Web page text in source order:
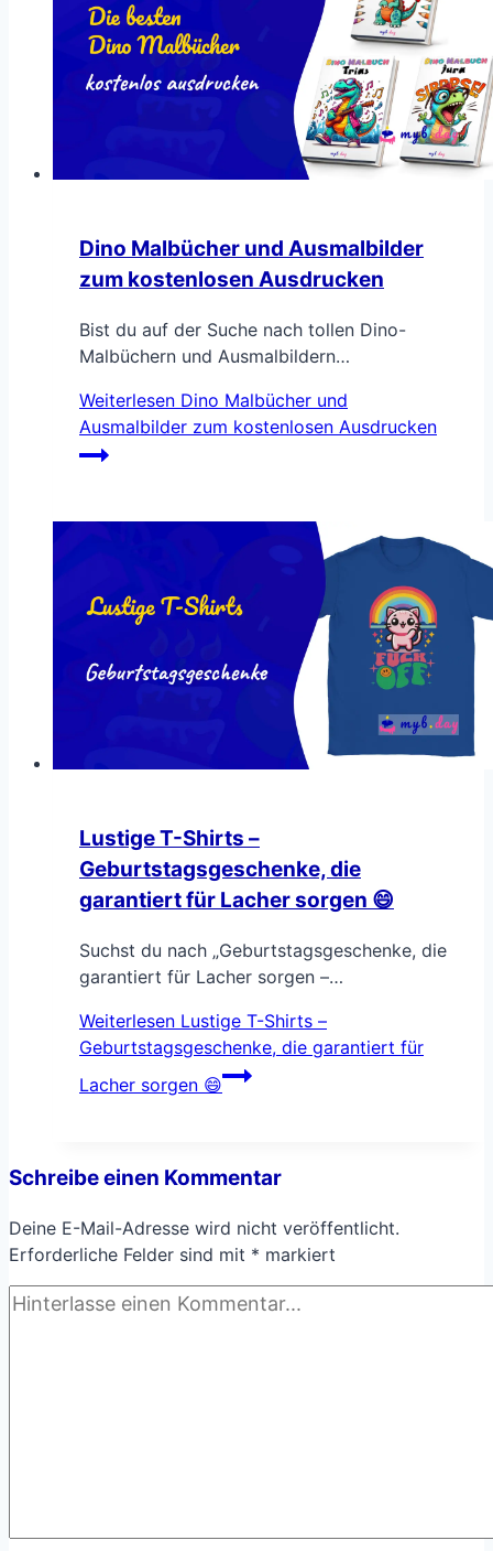
Dino Malbücher und Ausmalbilder
zum kostenlosen Ausdrucken
Bist du auf der Suche nach tollen Dino-
Malbüchern und Ausmalbildern…
Weiterlesen Dino Malbücher und
Ausmalbilder zum kostenlosen Ausdrucken
Lustige T-Shirts –
Geburtstagsgeschenke, die
garantiert für Lacher sorgen 😄
Suchst du nach „Geburtstagsgeschenke, die
garantiert für Lacher sorgen –…
Weiterlesen Lustige T-Shirts –
Geburtstagsgeschenke, die garantiert für
Lacher sorgen 😄
Schreibe einen Kommentar
Deine E-Mail-Adresse wird nicht veröffentlicht.
Erforderliche Felder sind mit * markiert